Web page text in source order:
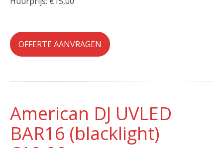
OFFERTE AANVRAGEN
American DJ UVLED
BAR16 (blacklight)